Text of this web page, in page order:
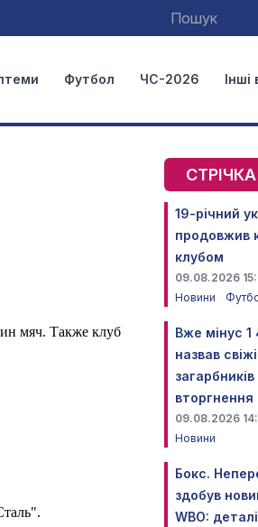
Футбол ЧС-2026 Інші
мяч. Также клуб
19-річний
продовжив
клубом
09.08.2026
Новини
Вже мінус
назвав
вторгнення
09.08.2026
Новини
Бокс.
здобув
WBO: деталі